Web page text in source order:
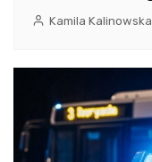
Kamila Kalinowska